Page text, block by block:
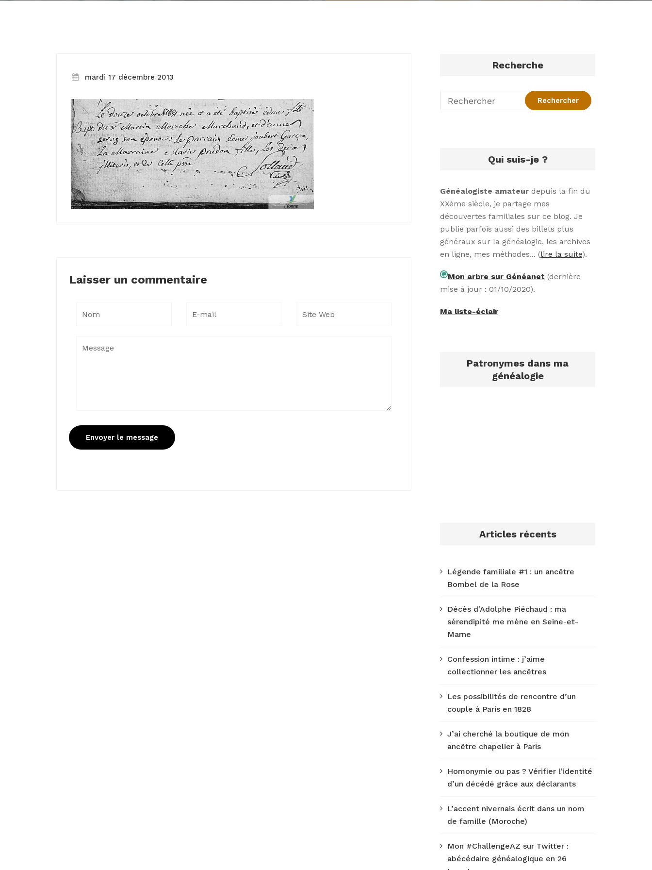
mardi 17 décembre 2013
Laisser un commentaire
Recherche
Qui suis-je ?
Généalogiste amateur depuis la fin du
XXème siècle, je partage mes
découvertes familiales sur ce blog. Je
publie parfois aussi des billets plus
généraux sur la généalogie, les archives
en ligne, mes méthodes... (lire la suite).
Mon arbre sur Généanet (dernière
mise à jour : 01/10/2020).
Ma liste-éclair
Patronymes dans ma
généalogie
Articles récents
Légende familiale #1 : un ancêtre
Bombel de la Rose
Décès d’Adolphe Piéchaud : ma
sérendipité me mène en Seine-et-
Marne
Confession intime : j’aime
collectionner les ancêtres
Les possibilités de rencontre d’un
couple à Paris en 1828
J’ai cherché la boutique de mon
ancêtre chapelier à Paris
Homonymie ou pas ? Vérifier l’identité
d’un décédé grâce aux déclarants
L’accent nivernais écrit dans un nom
de famille (Moroche)
Mon #ChallengeAZ sur Twitter :
abécédaire généalogique en 26